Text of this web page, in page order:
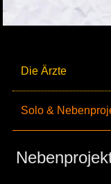
Die Ärzte
Solo &